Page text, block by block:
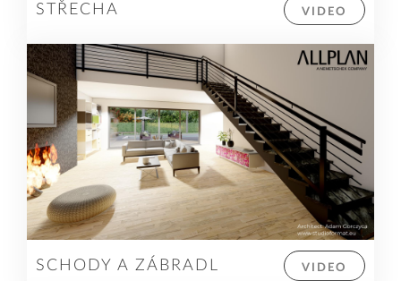
VIDEO
STŘECHA
VIDEO
SCHODY A ZÁBRADL